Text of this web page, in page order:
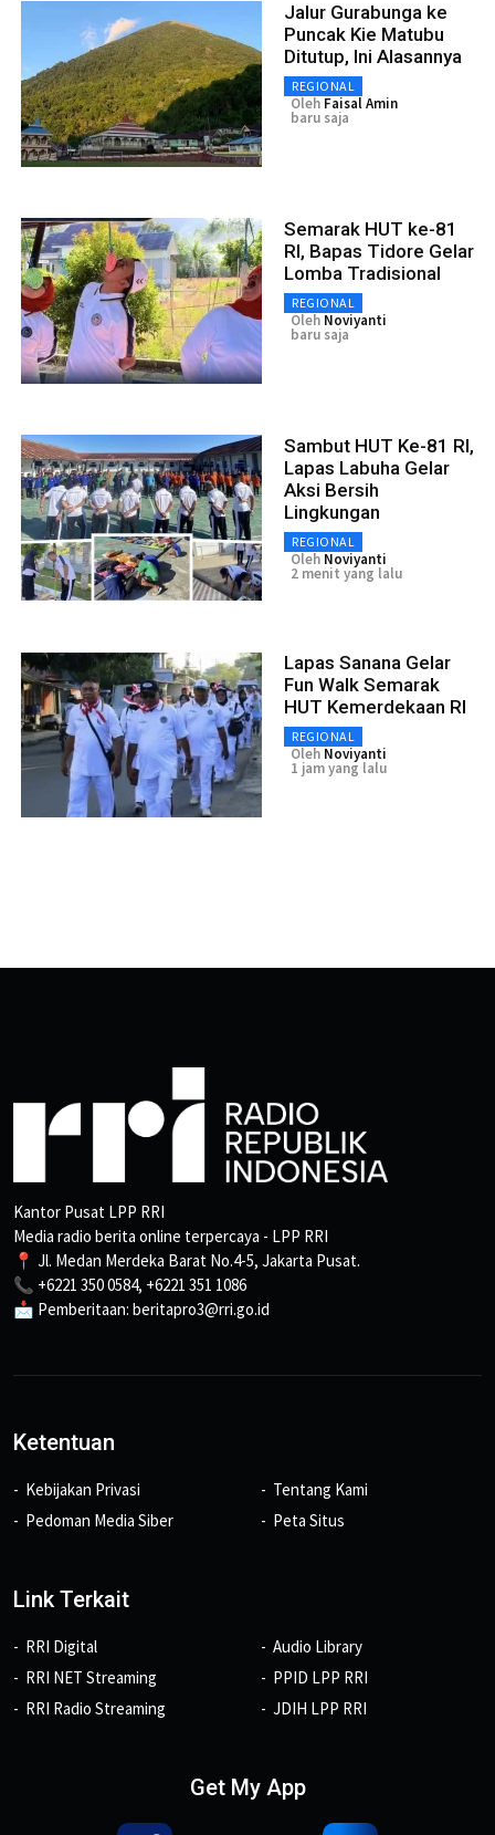
Jalur Gurabunga ke
Puncak Kie Matubu
Ditutup, Ini Alasannya
REGIONAL
Oleh Faisal Amin
baru saja
Semarak HUT ke-81
RI, Bapas Tidore Gelar
Lomba Tradisional
REGIONAL
Oleh Noviyanti
baru saja
Sambut HUT Ke-81 RI,
Lapas Labuha Gelar
Aksi Bersih
Lingkungan
REGIONAL
Oleh Noviyanti
2 menit yang lalu
Lapas Sanana Gelar
Fun Walk Semarak
HUT Kemerdekaan RI
REGIONAL
Oleh Noviyanti
1 jam yang lalu
Kantor Pusat LPP RRI
Media radio berita online terpercaya - LPP RRI
📍 Jl. Medan Merdeka Barat No.4-5, Jakarta Pusat.
📞 +6221 350 0584, +6221 351 1086
📩 Pemberitaan: beritapro3@rri.go.id
Ketentuan
Kebijakan Privasi
Pedoman Media Siber
Tentang Kami
Peta Situs
Link Terkait
RRI Digital
RRI NET Streaming
RRI Radio Streaming
Audio Library
PPID LPP RRI
JDIH LPP RRI
Get My App